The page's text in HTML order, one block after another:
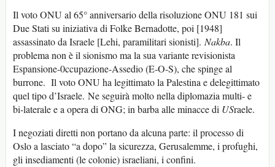
Il voto ONU al 65° anniversario della risoluzione ONU 181 sui
Due Stati su iniziativa di Folke Bernadotte, poi [1948]
assassinato da Israele [Lehi, paramilitari sionisti]. Nakba. Il
problema non è il sionismo ma la sua variante revisionista
Espansione-0ccupazione-Assedio (E-O-S), che spinge al
burrone. Il voto ONU ha legittimato la Palestina e delegittimato
quel tipo d’Israele. Ne seguirà molto nella diplomazia multi- e
bi-laterale e a opera di ONG; in barba alle minacce di USraele.
I negoziati diretti non portano da alcuna parte: il processo di
Oslo a lasciato “a dopo” la sicurezza, Gerusalemme, i profughi,
gli insediamenti (le colonie) israeliani, i confini.